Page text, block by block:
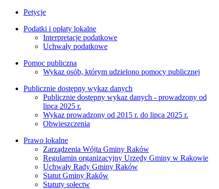
Petycje
Podatki i opłaty lokalne
Interpretacje podatkowe
Uchwały podatkowe
Pomoc publiczna
Wykaz osób, którym udzielono pomocy publicznej
Publicznie dostępny wykaz danych
Publicznie dostępny wykaz danych - prowadzony od
lipca 2025 r.
Wykaz prowadzony od 2015 r. do lipca 2025 r.
Obwieszczenia
Prawo lokalne
Zarządzenia Wójta Gminy Raków
Regulamin organizacyjny Urzędy Gminy w Rakowie
Uchwały Rady Gminy Raków
Statut Gminy Raków
Statuty sołectw